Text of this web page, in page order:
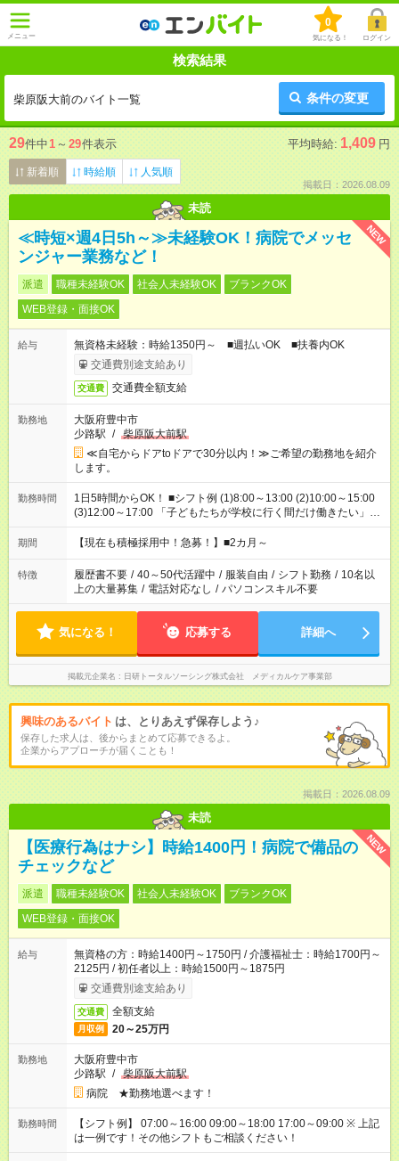
メニュー
0
気になる！ ログイン
検索結果
柴原阪大前のバイト一覧 条件の変更
29件中1 ～ 29件表示 平均時給: 1,409 円
新着順 時給順 人気順
掲載日：2026.08.09
未読
NEW
≪時短×週4日5h～≫未経験OK！病院でメッセ
ンジャー業務など！
派遣 職種未経験OK 社会人未経験OK
ブランクOK
WEB登録・面接OK
給与
無資格未経験：時給1350円～ ■週払いOK ■扶養内OK
交通費別途支給あり
交通費 交通費全額支給
勤務地
大阪府豊中市
少路駅 / 柴原阪大前駅
≪自宅からドアtoドアで30分以内！≫ご希望の勤務地を紹介
します。
勤務時間
1日5時間からOK！ ■シフト例 (1)8:00～13:00 (2)10:00～15:00
(3)12:00～17:00 「子どもたちが学校に行く間だけ働きたい」
「余裕を持って夕飯の準備がしたい」 「午前中は働いて、午後
はプライベートの時間にしたい」 など、ご希望を教えてくださ
間と、もう1つのお仕事の勤務時間。 合計で週40時間を超える
場合は応募できません。
期間 【現在も積極採用中！急募！】■2カ月～
特徴 履歴書不要 / 40～50代活躍中 / 服装自由 / シフト勤務 / 10名以
上の大量募集 / 電話対応なし / パソコンスキル不要
気になる！ 応募する 詳細へ
掲載元企業名 日研トータルソーシング株式会社 メディカルケア事業部
興味のあるバイト は、とりあえず保存しよう♪
保存した求人は、後からまとめて応募できるよ。
企業からアプローチが届くことも！
掲載日：2026.08.09
未読
NEW
【医療行為はナシ】時給1400円！病院で備品の
チェックなど
派遣 職種未経験OK 社会人未経験OK
ブランクOK
WEB登録・面接OK
給与
無資格の方：時給1400円～1750円 / 介護福祉士：時給1700円～
2125円 / 初任者以上：時給1500円～1875円
交通費別途支給あり
交通費 全額支給
月収例 20～25万円
勤務地
大阪府豊中市
少路駅 / 柴原阪大前駅
病院 ★勤務地選べます！
勤務時間
【シフト例】 07:00～16:00 09:00～18:00 17:00～09:00 ※ 上記
は一例です！その他シフトもご相談ください！